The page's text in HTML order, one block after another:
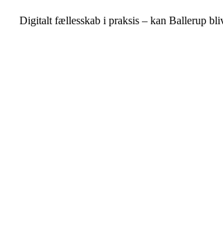
Digitalt fællesskab i praksis – kan Ballerup